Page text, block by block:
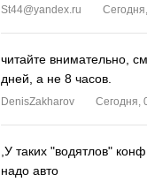
St44@yandex.ru
читайте внимательно,
дней, а не 8 часов.
DenisZakharov Сегодня,
,У таких "водятлов"
надо авто